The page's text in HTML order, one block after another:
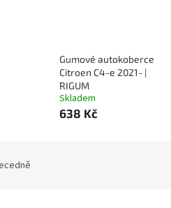
Gumové autokoberce
Citroen C4-e 2021- |
RIGUM
Skladem
638 Kč